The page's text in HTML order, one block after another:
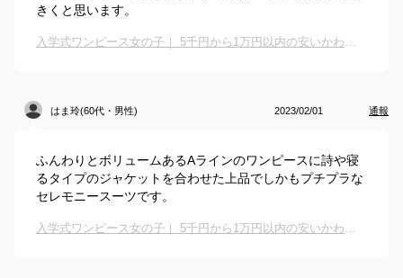
きくと思います。
入学式ワンピース女の子｜ 5千円から1万円以内の安いかわいいフォーマル服でおすすめは？
はま玲(60代・男性) 2023/02/01 通報
ふんわりとボリュームあるAラインのワンピースに詩や寝
るタイプのジャケットを合わせた上品でしかもプチプラな
セレモニースーツです。
入学式ワンピース女の子｜ 5千円から1万円以内の安いかわいいフォーマル服でおすすめは？